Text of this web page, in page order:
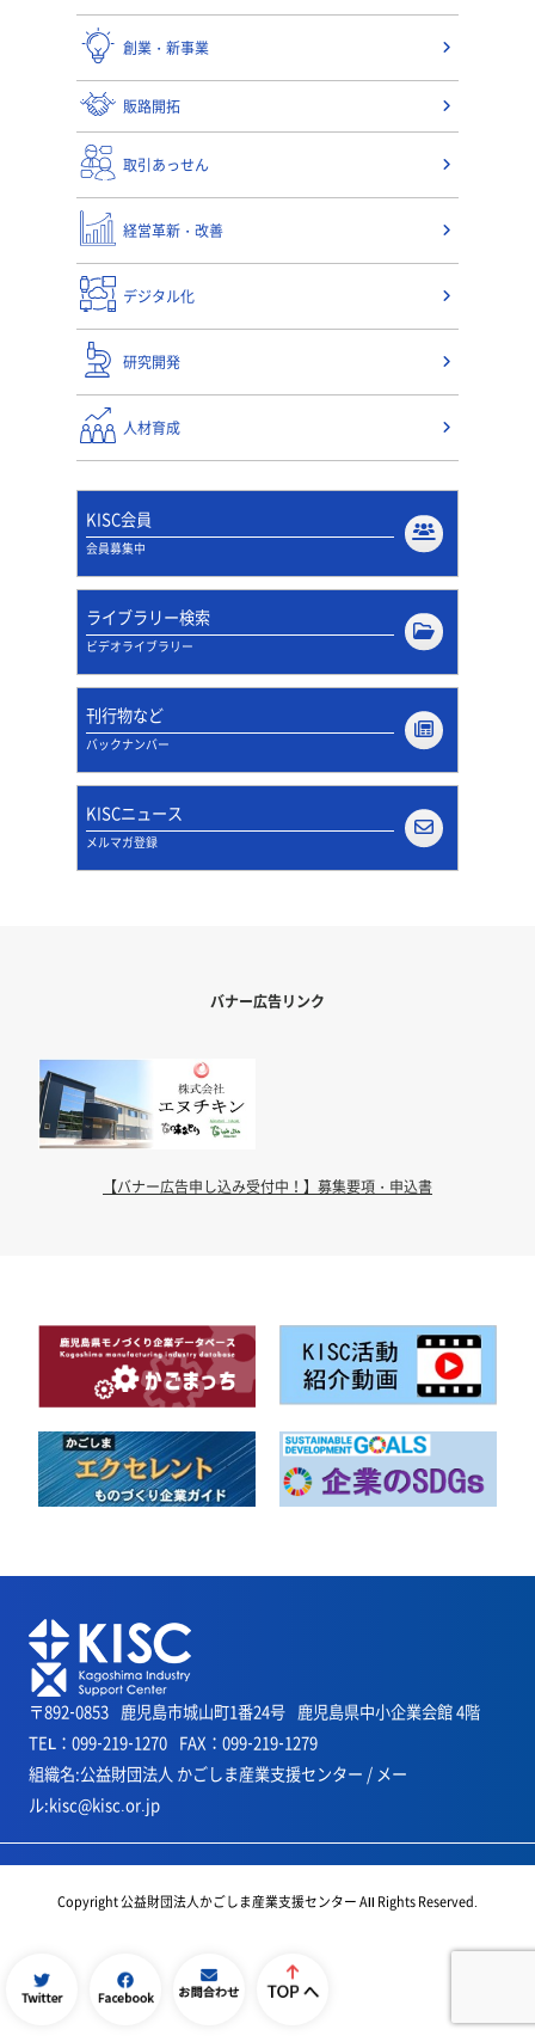
創業・新事業
販路開拓
取引あっせん
経営革新・改善
デジタル化
研究開発
人材育成
KISC会員
会員募集中
ライブラリー検索
ビデオライブラリー
刊行物など
バックナンバー
KISCニュース
メルマガ登録
バナー広告リンク
【バナー広告申し込み受付中！】募集要項・申込書
〒892-0853 鹿児島市城山町1番24号 鹿児島県中小企業会館 4階
TEL：099-219-1270 FAX：099-219-1279
組織名:公益財団法人 かごしま産業支援センター / メー
ル:kisc@kisc.or.jp
Copyright 公益財団法人かごしま産業支援センター All Rights Reserved.